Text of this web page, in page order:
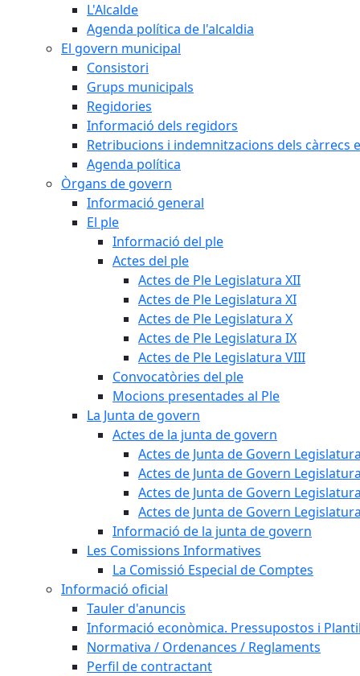
L'Alcalde
Agenda política de l'alcaldia
El govern municipal
Consistori
Grups municipals
Regidories
Informació dels regidors
Retribucions i indemnitzacions dels càrrecs
Agenda política
Òrgans de govern
Informació general
El ple
Informació del ple
Actes del ple
Actes de Ple Legislatura XII
Actes de Ple Legislatura XI
Actes de Ple Legislatura X
Actes de Ple Legislatura IX
Actes de Ple Legislatura VIII
Convocatòries del ple
Mocions presentades al Ple
La Junta de govern
Actes de la junta de govern
Actes de Junta de Govern
Actes de Junta de Govern
Actes de Junta de Govern
Actes de Junta de Govern
Informació de la junta de govern
Les Comissions Informatives
La Comissió Especial de Comptes
Informació oficial
Tauler d'anuncis
Informació econòmica. Pressupostos i
Normativa / Ordenances / Reglaments
Perfil de contractant